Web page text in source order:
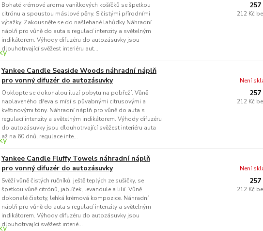
Bohaté krémové aroma vanilkových košíčků se špetkou
citrónu a spoustou máslové pěny. S čistými přírodními
výtažky. Zakousněte se do našlehané lahůdky Náhradní
náplň pro vůně do auta s regulací intenzity a světelným
indikátorem. Výhody difuzéru do autozásuvky jsou
dlouhotrvající svěžest interiéru aut...
257
212 Kč
Yankee Candle Seaside Woods náhradní náplň
pro vonný difuzér do autozásuvky
Obklopte se dokonalou iluzí pobytu na pobřeží. Vůně
naplaveného dřeva s mísí s půvabnými citrusovými a
květinovými tóny. Náhradní náplň pro vůně do auta s
regulací intenzity a světelným indikátorem. Výhody difuzéru
do autozásuvky jsou dlouhotrvající svěžest interiéru auta
až na 60 dnů, regulace inte...
257
212 Kč
Není
Yankee Candle Fluffy Towels náhradní náplň
pro vonný difuzér do autozásuvky
Svěží vůně čistých ručníků, ještě teplých ze sušičky, se
špetkou vůně citrónů, jablíček, levandule a lilií. Vůně
dokonalé čistoty, lehká krémová kompozice. Náhradní
náplň pro vůně do auta s regulací intenzity a světelným
indikátorem. Výhody difuzéru do autozásuvky jsou
dlouhotrvající svěžest interié...
257
212 Kč
Není